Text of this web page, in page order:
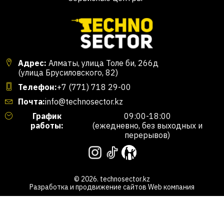
Адрес: Алматы, улица Толе би, 266д
(улица Брусиловского, 82)
Телефон:+7 (771) 718 29-00
Почта:info@technosector.kz
График
работы:
09:00-18:00
(ежедневно, без выходных и
перерывов)
© 2026. technosector.kz
Разработка и продвижение сайтов Web компания